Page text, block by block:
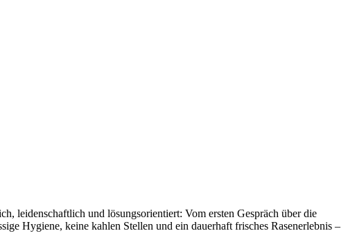
leidenschaftlich und lösungsorientiert: Vom ersten Gespräch über die
Hygiene, keine kahlen Stellen und ein dauerhaft frisches Rasenerlebnis –